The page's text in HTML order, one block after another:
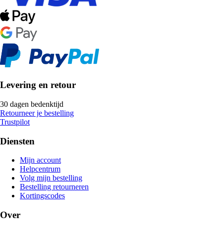
Levering en retour
30 dagen bedenktijd
Retourneer je bestelling
Trustpilot
Diensten
Mijn account
Helpcentrum
Volg mijn bestelling
Bestelling retourneren
Kortingscodes
Over